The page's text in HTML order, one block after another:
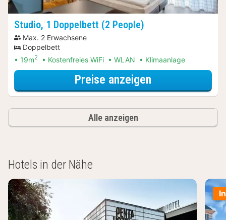
Studio, 1 Doppelbett (2 People)
Max. 2 Erwachsene
Doppelbett
19m2 Kostenfreies WiFi WLAN Klimaanlage
Preise anzeigen
Alle anzeigen
Hotels in der Nähe